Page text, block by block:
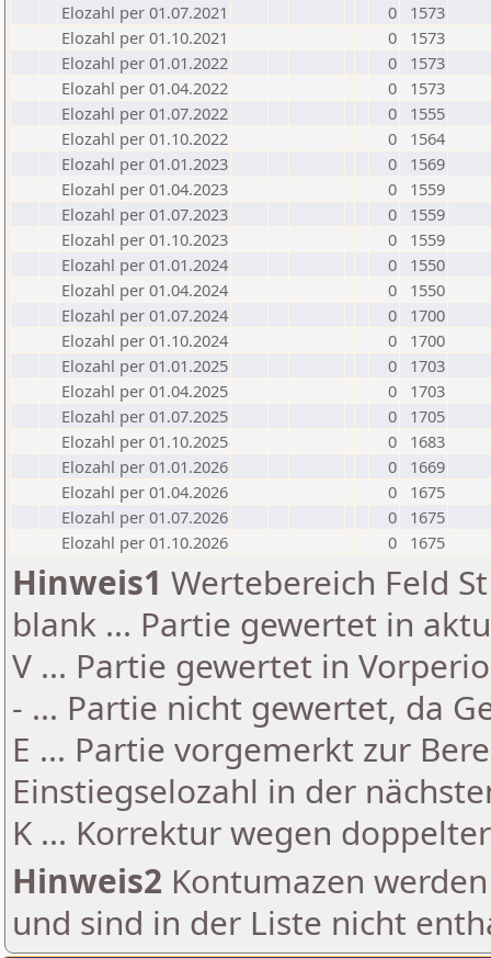
Elozahl per 01.07.2021
0
1573
Elozahl per 01.10.2021
0
1573
Elozahl per 01.01.2022
0
1573
Elozahl per 01.04.2022
0
1573
Elozahl per 01.07.2022
0
1555
Elozahl per 01.10.2022
0
1564
Elozahl per 01.01.2023
0
1569
Elozahl per 01.04.2023
0
1559
Elozahl per 01.07.2023
0
1559
Elozahl per 01.10.2023
0
1559
Elozahl per 01.01.2024
0
1550
Elozahl per 01.04.2024
0
1550
Elozahl per 01.07.2024
0
1700
Elozahl per 01.10.2024
0
1700
Elozahl per 01.01.2025
0
1703
Elozahl per 01.04.2025
0
1703
Elozahl per 01.07.2025
0
1705
Elozahl per 01.10.2025
0
1683
Elozahl per 01.01.2026
0
1669
Elozahl per 01.04.2026
0
1675
Elozahl per 01.07.2026
0
1675
Elozahl per 01.10.2026
0 1675
Hinweis1 Wertebereich Feld
blank ... Partie gewertet in
V ... Partie gewertet in
- ... Partie nicht gewertet, da
E ... Partie vorgemerkt zur
Einstiegselozahl in der
K ... Korrektur wegen
Hinweis2 Kontumazen
und sind in der Liste nicht